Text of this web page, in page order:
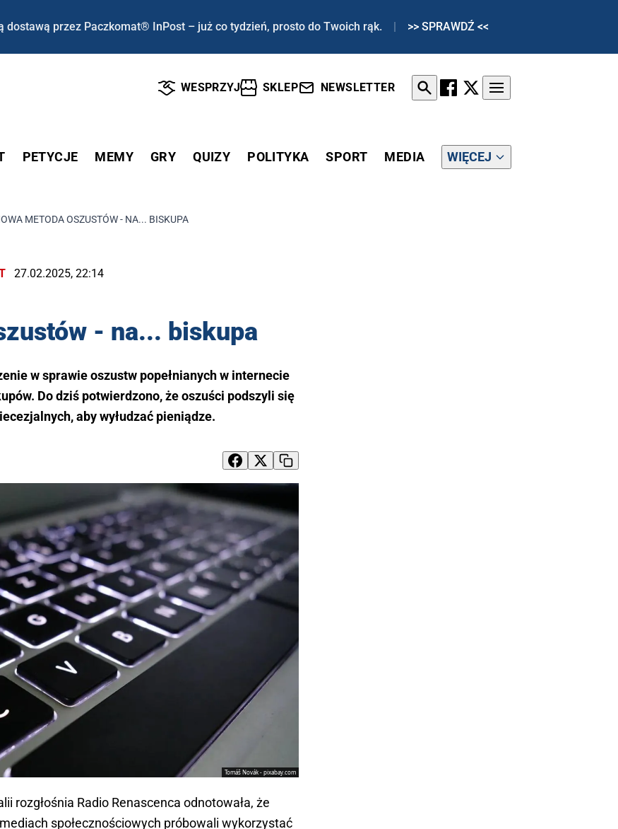
dostawą przez Paczkomat® InPost – już co tydzień, prosto do Twoich rąk. | >> SPRAWDŹ <<
WESPRZYJ SKLEP NEWSLETTER
PETYCJE MEMY GRY QUIZY POLITYKA SPORT MEDIA WIĘCEJ
METODA OSZUSTÓW - NA... BISKUPA
27.02.2025, 22:14
- na... biskupa
w sprawie oszustw popełnianych w internecie
Do dziś potwierdzono, że oszuści podszyli się
aby wyłudzać pieniądze.
Tomáš Novák - pixabay.com
rozgłośnia Radio Renascenca odnotowała, że
społecznościowych próbowali wykorzystać